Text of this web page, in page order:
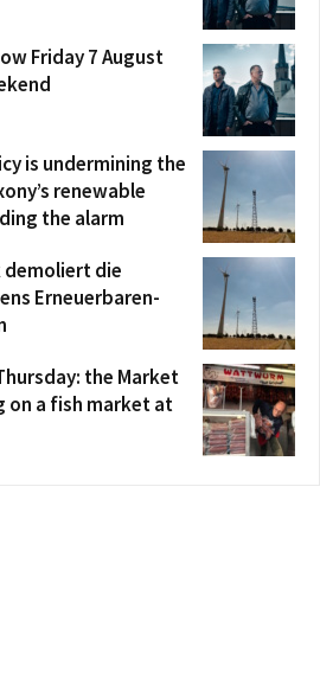
Friday 7 August
is undermining the
renewable
the alarm
demoliert die
Erneuerbaren-
the Market
on a fish market at